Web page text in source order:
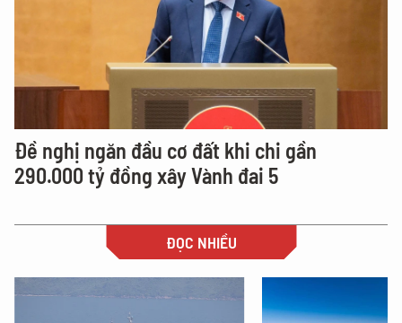
Đề nghị ngăn đầu cơ đất khi chi gần
290.000 tỷ đồng xây Vành đai 5
ĐỌC NHIỀU